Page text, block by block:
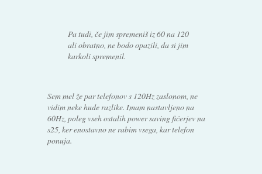
Pa tudi, če jim spremeniš iz 60 na 120
ali obratno, ne bodo opazili, da si jim
karkoli spremenil.
Sem mel že par telefonov s 120Hz zaslonom, ne
vidim neke hude razlike. Imam nastavljeno na
60Hz, poleg vseh ostalih power saving fićerjev na
s25, ker enostavno ne rabim vsega, kar telefon
ponuja.